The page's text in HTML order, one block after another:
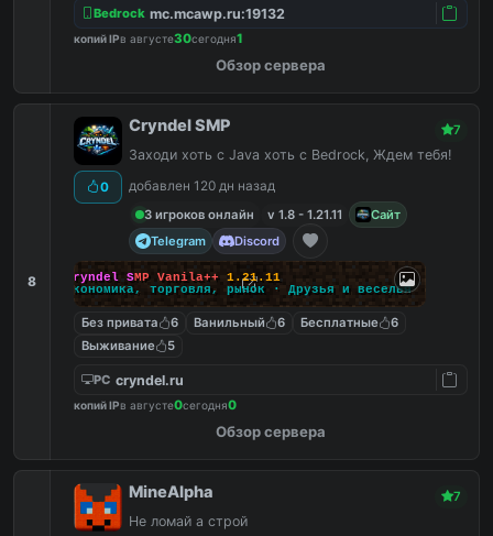
Bedrock mc.mcawp.ru:19132
копий IPв августе30сегодня1
Обзор сервера
8
0
Cryndel SMP 7
Заходи хоть с Java хоть с Bedrock, Ждем тебя!
добавлен 120 дн назад
3 игроков онлайн
v 1.8 - 1.21.11
Сайт
Telegram
Discord
ryndel SMP Vanila++ 1.21. 11
кономика, торговля, рынок · Друзья и веселья
Без привата 6 Ванильный 6 Бесплатные
6
Выживание
5
PC cryndel.ru
копий IPв августе0сегодня0
Обзор сервера
MineAlpha 7
Не ломай а строй